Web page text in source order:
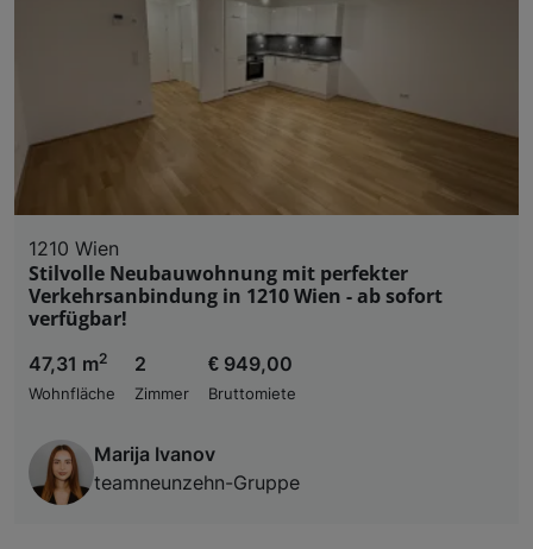
1210 Wien
Stilvolle Neubauwohnung mit perfekter
Verkehrsanbindung in 1210 Wien - ab sofort
verfügbar!
47,31 m2
Wohnfläche
2
Zimmer
€ 949,00
Bruttomiete
Marija Ivanov
teamneunzehn-Gruppe